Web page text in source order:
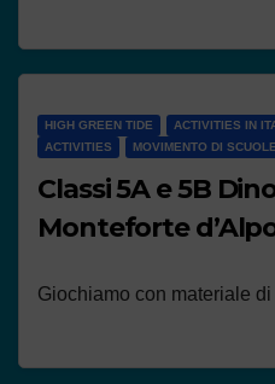
HIGH GREEN TIDE ACTIVITIES IN
ACTIVITIES
MOVIMENTO DI
Classi 5A e 5B
Monteforte
Giochiamo con materiale